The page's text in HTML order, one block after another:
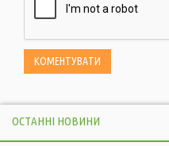
ОСТАННІ НОВИНИ